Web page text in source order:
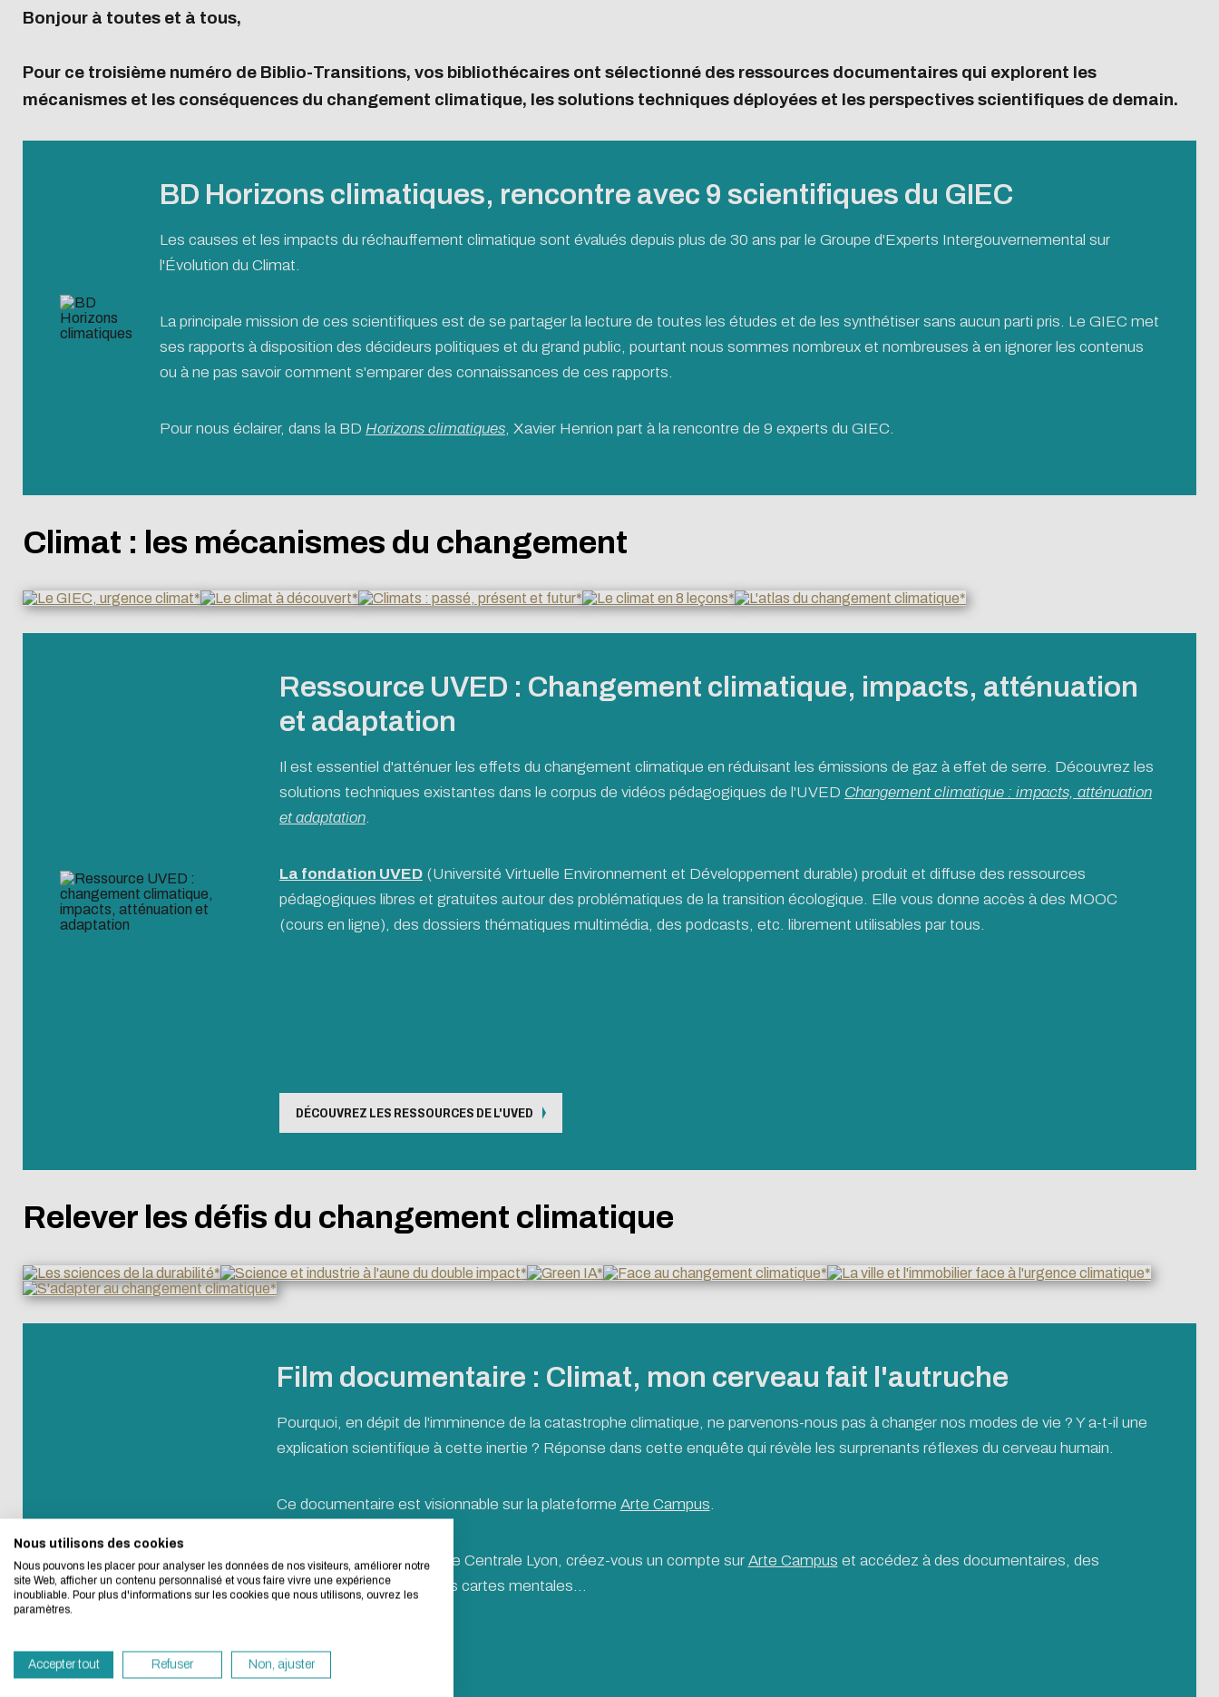
Agenda Newsletter
Transition écologique
Contre le racisme et
vie et des conditions de travail
Biblio-Transitions n°3 : Face au
Biblio-Transitions n°5 : La ville
face à la chaleur
Biblio-Transitions n°6 : l'IA en
Lyon
Gérer ses données de
recherche
Cycle de vie de la donnée
Atelier de la donnée DATALystE
Bibliométrie
Formations et
accompagnement
Newsletter Services-
recherche
Newsletter #1 | sept-25
Newsletter #3 | fev-26
If you also want to drastically reduce energy needs necessary for your navigation, you can browse it in
in eco-design.
Thank you for your contribution !
Bonjour à toutes et à tous,
Pour ce troisième numéro de Biblio-Transitions, vos bibliothécaires ont sélectionné des ressources documentaires qui explorent les
mécanismes et les conséquences du changement climatique, les solutions techniques déployées et les perspectives scientifiques de demain.
BD Horizons climatiques, rencontre avec 9 scientifiques du GIEC
Les causes et les impacts du réchauffement climatique sont évalués depuis plus de 30 ans par le Groupe d'Experts Intergouvernemental sur
l'Évolution du Climat.
La principale mission de ces scientifiques est de se partager la lecture de toutes les études et de les synthétiser sans aucun parti pris. Le GIEC met
ses rapports à disposition des décideurs politiques et du grand public, pourtant nous sommes nombreux et nombreuses à en ignorer les contenus
ou à ne pas savoir comment s'emparer des connaissances de ces rapports.
Pour nous éclairer, dans la BD Horizons climatiques, Xavier Henrion part à la rencontre de 9 experts du GIEC.
Climat : les mécanismes du changement
Ressource UVED : Changement climatique, impacts, atténuation
et adaptation
Il est essentiel d'atténuer les effets du changement climatique en réduisant les émissions de gaz à effet de serre. Découvrez les
solutions techniques existantes dans le corpus de vidéos pédagogiques de l'UVED Changement climatique : impacts, atténuation
et adaptation.
La fondation UVED(Université Virtuelle Environnement et Développement durable) produit et diffuse des ressources
pédagogiques libres et gratuites autour des problématiques de la transition écologique. Elle vous donne accès à des MOOC
(cours en ligne), des dossiers thématiques multimédia, des podcasts, etc. librement utilisables par tous.
DÉCOUVREZ LES RESSOURCES DE L'UVED
Relever les défis du changement climatique
Film documentaire : Climat, mon cerveau fait l'autruche
Pourquoi, en dépit de l'imminence de la catastrophe climatique, ne parvenons-nous pas à changer nos modes de vie ? Y a-t-il une
explication scientifique à cette inertie ? Réponse dans cette enquête qui révèle les surprenants réflexes du cerveau humain.
Ce documentaire est visionnable sur la plateforme Arte Campus.
Avec votre adresse mail de Centrale Lyon, créez-vous un compte sur Arte Campus et accédez à des documentaires, des
dossiers thématiques, des cartes mentales...
Nous utilisons des cookies
Nous pouvons les placer pour analyser les données de nos visiteurs, améliorer notre
site Web, afficher un contenu personnalisé et vous faire vivre une expérience
inoubliable. Pour plus d'informations sur les cookies que nous utilisons, ouvrez les
paramètres.
Accepter tout Refuser Non, ajuster